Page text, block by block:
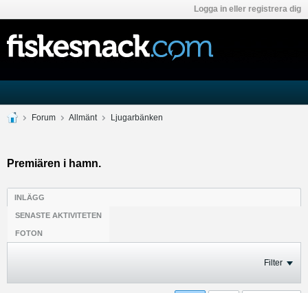
Logga in eller registrera dig
Forum Allmänt Ljugarbänken
Premiären i hamn.
INLÄGG
SENASTE AKTIVITETEN
FOTON
Filter